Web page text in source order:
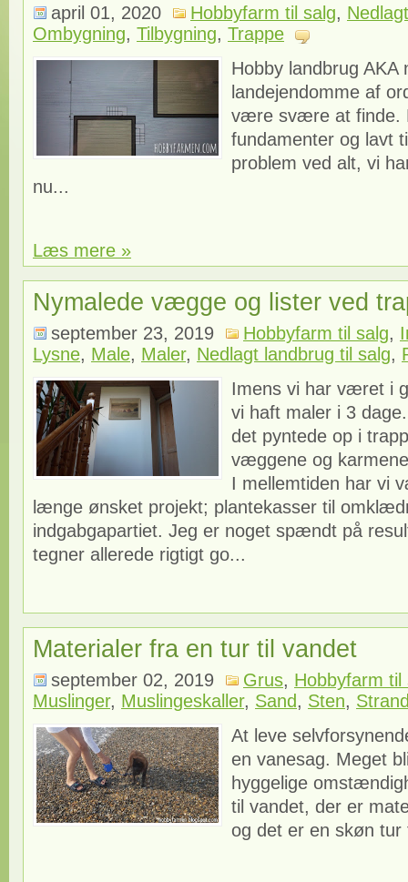
april 01, 2020 Hobbyfarm til salg,
Ombygning, Tilbygning, Trappe
Hobby landbrug AKA
landejendomme af
være svære at finde.
fundamenter og lavt
problem ved alt, vi
nu...
Læs mere »
Nymalede vægge og lister ved
september 23, 2019 Hobbyfarm til salg,
Lysne, Male, Maler, Nedlagt landbrug til salg,
Imens vi har været i
vi haft maler i 3
det pyntede op i
væggene og
I mellemtiden har vi
længe ønsket projekt; plantekasser til
indgabgapartiet. Jeg er noget spændt på
tegner allerede rigtigt go...
Materialer fra en tur til vandet
september 02, 2019 Grus, Hobbyfarm til
Muslinger, Muslingeskaller, Sand, Sten,
At leve
en vanesag. Meget
hyggelige
til vandet, der er
og det er en skøn